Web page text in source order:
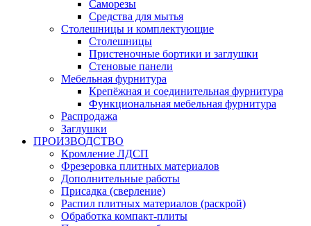
Саморезы
Средства для мытья
Столешницы и комплектующие
Столешницы
Пристеночные бортики и заглушки
Стеновые панели
Мебельная фурнитура
Крепёжная и соединительная фурнитура
Функциональная мебельная фурнитура
Распродажа
Заглушки
ПРОИЗВОДСТВО
Кромление ЛДСП
Фрезеровка плитных материалов
Дополнительные работы
Присадка (сверление)
Распил плитных материалов (раскрой)
Обработка компакт-плиты